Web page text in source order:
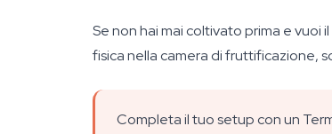
Se non hai mai coltivato prima e vuoi
fisica nella camera di fruttificazione,
Completa il tuo setup con un